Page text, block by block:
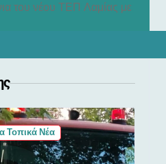
του νέου ΤΕΠ Λαμίας με
Τοπικά Νέα